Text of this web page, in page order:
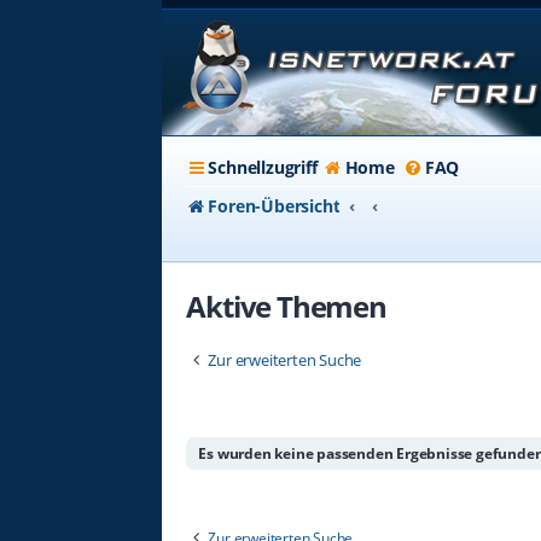
Schnellzugriff Home
FAQ
Foren-Übersicht
Aktive Themen
Zur erweiterten Suche
Es wurden keine passenden Ergebnisse